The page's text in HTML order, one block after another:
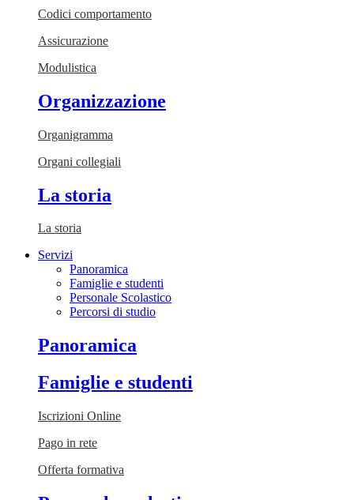
Codici comportamento
Assicurazione
Modulistica
Organizzazione
Organigramma
Organi collegiali
La storia
La storia
Servizi
Panoramica
Famiglie e studenti
Personale Scolastico
Percorsi di studio
Panoramica
Famiglie e studenti
Iscrizioni Online
Pago in rete
Offerta formativa